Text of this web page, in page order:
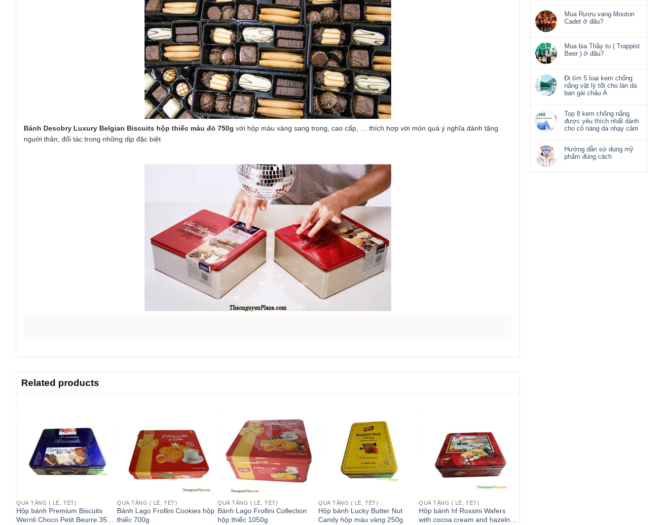
Mua Rượu vang Mouton
Cadet ở đâu?
Mua bia Thầy tu ( Trappist
Beer ) ở đâu?
Đi tìm 5 loại kem chống
nắng vật lý tốt cho làn da
bạn gái châu Á
Top 8 kem chống nắng
được yêu thích nhất dành
cho cô nàng da nhạy cảm
Hướng dẫn sử dụng mỹ
phẩm đúng cách
Bánh Desobry Luxury Belgian Biscuits hộp thiếc màu đỏ 750g với hộp màu vàng sang trọng, cao cấp, … thích hợp với món quà ý nghĩa dành tặng
người thân, đối tác trong những dịp đặc biệt
Related products
QUÀ TẶNG ( LỄ, TẾT)
Hộp bánh Premium Biscuits
Wernli Choco Petit Beurre 350g
QUÀ TẶNG ( LỄ, TẾT)
Bánh Lago Frollini Cookies hộp
thiếc 700g
QUÀ TẶNG ( LỄ, TẾT)
Bánh Lago Frollini Collection
hộp thiếc 1050g
QUÀ TẶNG ( LỄ, TẾT)
Hộp bánh Lucky Butter Nut
Candy hộp màu vàng 250g
QUÀ TẶNG ( LỄ, TẾT)
Hộp bánh hf Rossini Wafers
with cocoa cream and hazelnuts